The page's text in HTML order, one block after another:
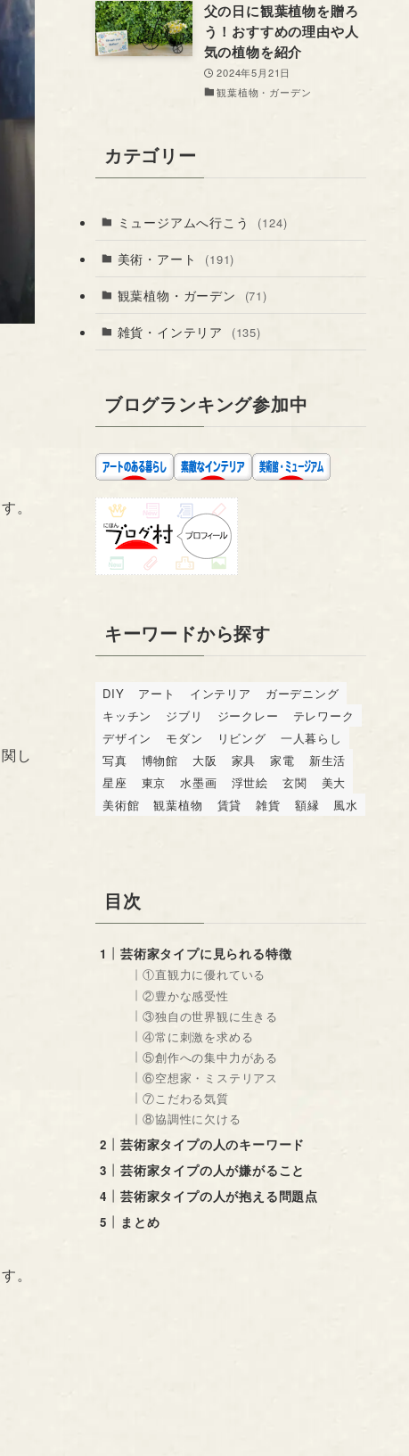
。
し
。
父の日に観葉植物を贈ろ
う！おすすめの理由や人
気の植物を紹介
2024年5月21日
観葉植物・ガーデン
カテゴリー
ミュージアムへ行こう (124)
美術・アート (191)
観葉植物・ガーデン (71)
雑貨・インテリア (135)
ブログランキング参加中
キーワードから探す
DIY アート インテリア
ガーデニング
キッチン
ジブリ ジークレー
テレワーク
デザイン
モダン リビング
一人暮らし
写真
博物館 大阪 家具 家電
新生活
星座
東京 水墨画 浮世絵 玄関
美大
美術館
観葉植物 賃貸 雑貨 額縁 風水
目次
芸術家タイプに見られる特徴
①直観力に優れている
②豊かな感受性
③独自の世界観に生きる
④常に刺激を求める
⑤創作への集中力がある
⑥空想家・ミステリアス
⑦こだわる気質
⑧協調性に欠ける
芸術家タイプの人のキーワード
芸術家タイプの人が嫌がること
芸術家タイプの人が抱える問題点
まとめ